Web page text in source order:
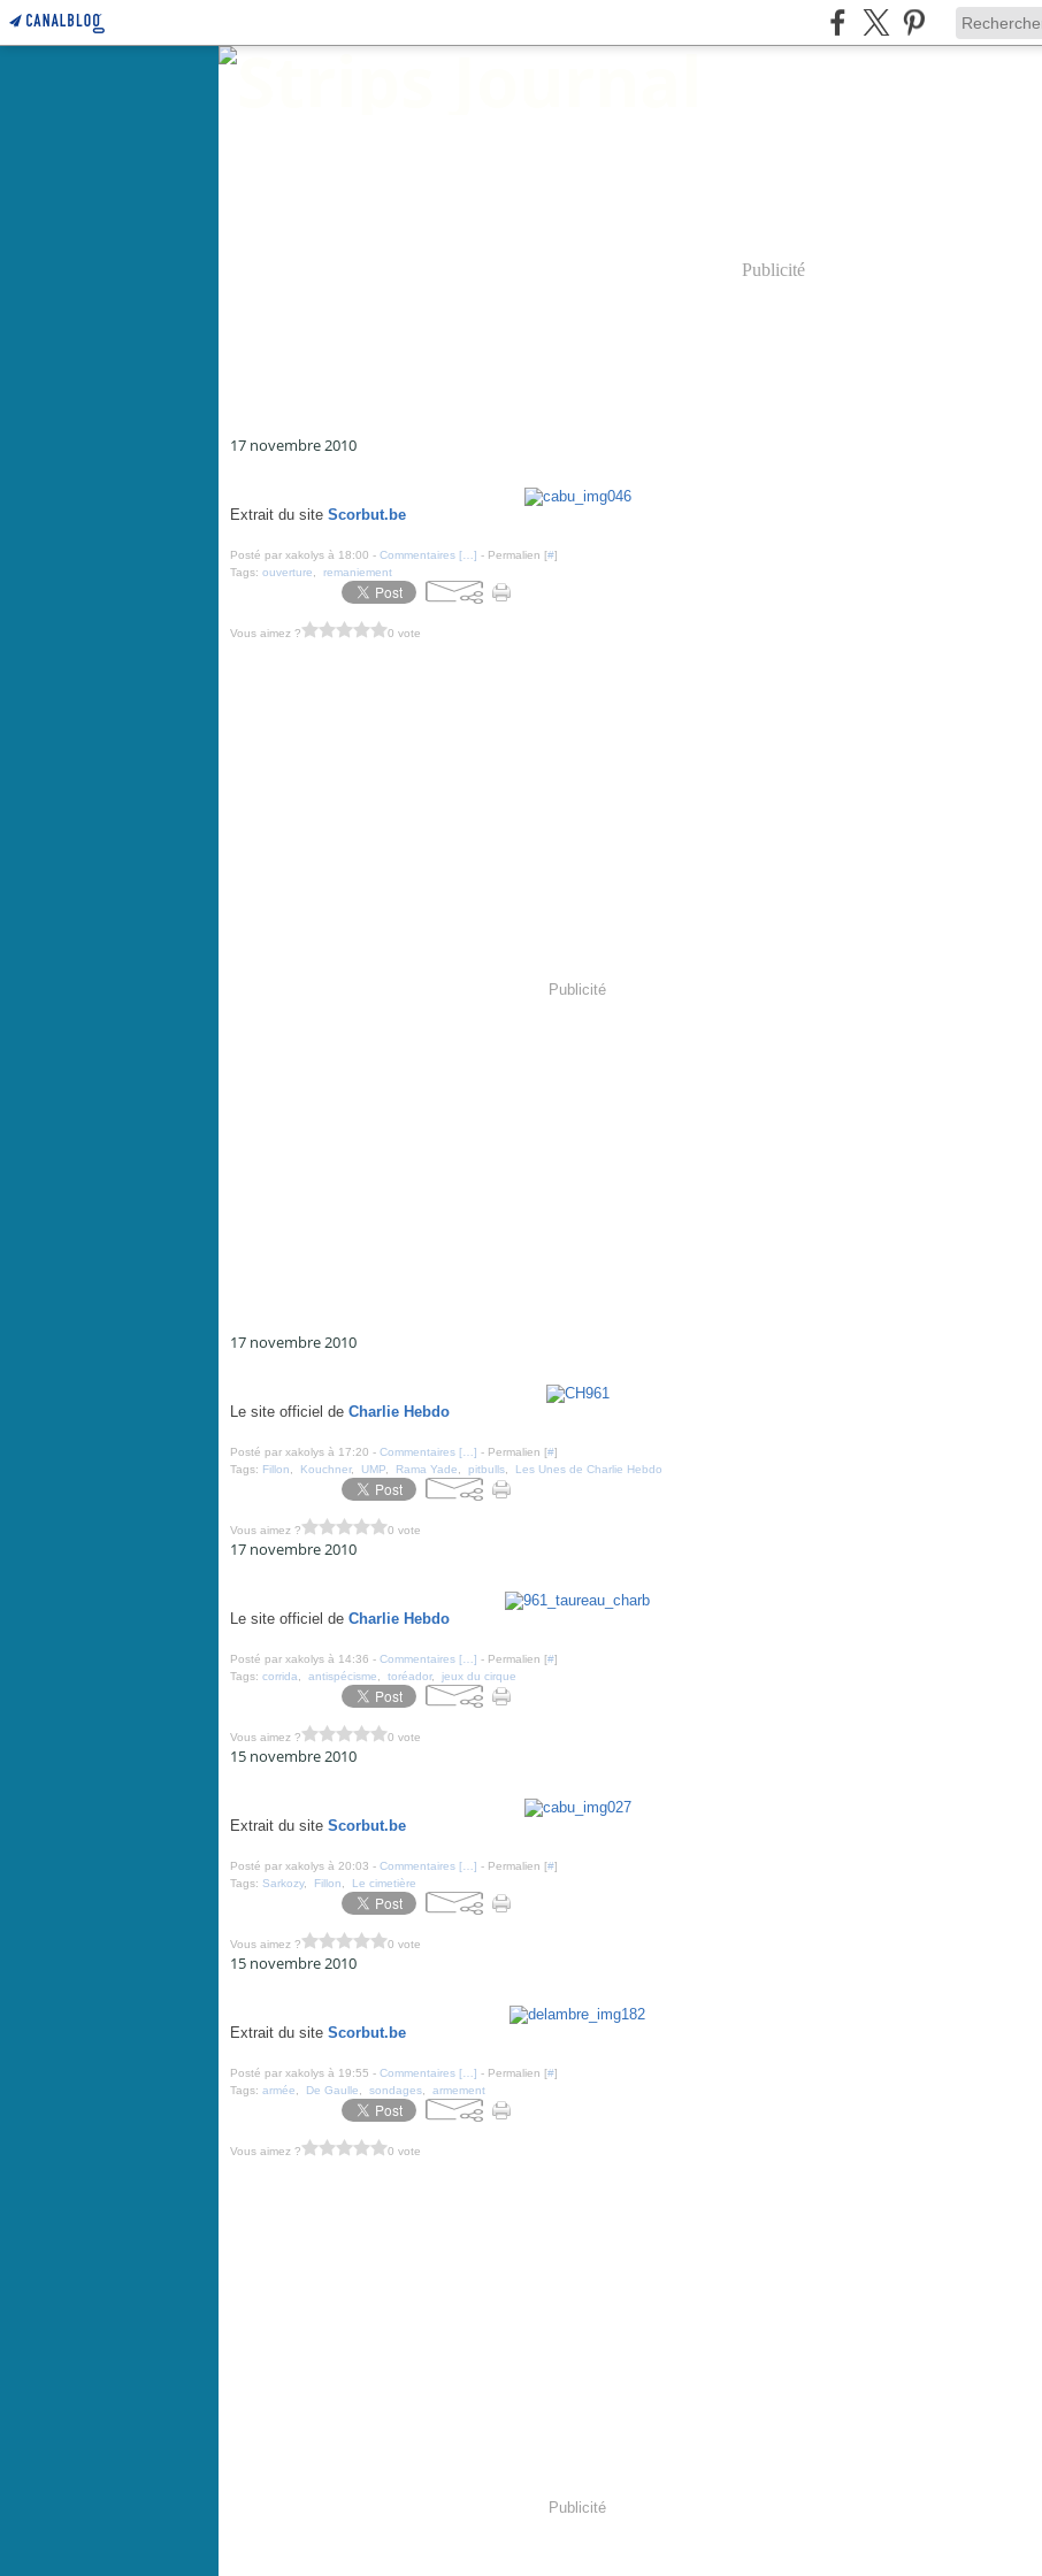
Publicité
17 novembre 2010
Extrait du site Scorbut.be
Posté par xakolys à 18:00 - Commentaires [… ] - Permalien [#]
Tags: ouverture remaniement
Vous aimez ? 0 vote
Publicité
17 novembre 2010
Le site officiel de Charlie Hebdo
Posté par xakolys à 17:20 - Commentaires [… ] - Permalien [#]
Tags: Fillon Kouchner, UMP, Rama Yade pitbulls, Les Unes de Charlie Hebdo
Vous aimez ? 0 vote
17 novembre 2010
Le site officiel de Charlie Hebdo
Posté par xakolys à 14:36 - Commentaires [… ] - Permalien [#]
Tags: corrida antispécisme toréador, jeux du cirque
Vous aimez ? 0 vote
15 novembre 2010
Extrait du site Scorbut.be
Posté par xakolys à 20:03 - Commentaires [… ] - Permalien [#]
Tags: Sarkozy, Fillon Le cimetière
Vous aimez ? 0 vote
15 novembre 2010
Extrait du site Scorbut.be
Posté par xakolys à 19:55 - Commentaires [… ] - Permalien [#]
Tags: armée De Gaulle sondages, armement
Vous aimez ? 0 vote
Publicité